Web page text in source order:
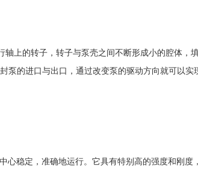
的转子，转子与泵壳之间不断形成小的腔体，
泵的进口与出口，通过改变泵的驱动方向就可以
稳定，准确地运行。它具有特别高的强度和刚度